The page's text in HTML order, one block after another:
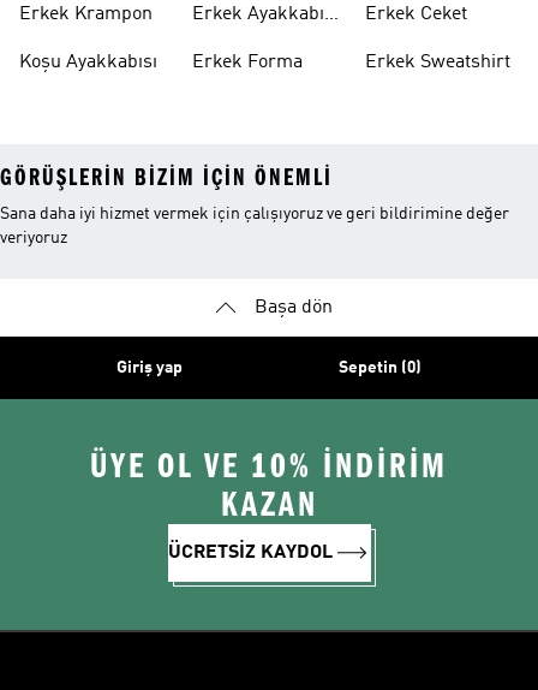
Erkek Krampon
Koşu Ayakkabısı
Erkek Ayakkabı
Erkek Forma
Erkek Ceket
Erkek Sweatshirt
GÖRÜŞLERIN BIZIM IÇIN ÖNEMLI
Sana daha iyi hizmet vermek için çalışıyoruz ve geri bildirimine değer
veriyoruz
Başa dön
Giriş yap Sepetin (0)
ÜYE OL VE 10% İNDİRİM
KAZAN
ÜCRETSİZ KAYDOL